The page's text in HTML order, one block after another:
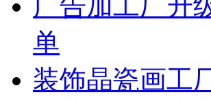
广告加工厂升
单
装饰晶瓷画工